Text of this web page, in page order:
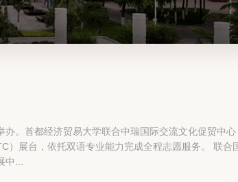
。首都经济贸易大学联合中瑞国际交流文化促贸中心
托双语专业能力完成全程志愿服务。 联合国国际贸易
...